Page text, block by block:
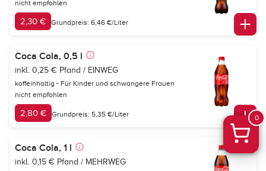
nicht empfohlen
2,30 € Grundpreis: 6,46 €/Liter
Coca Cola, 0,5 l
inkl. 0,25 € Pfand / EINWEG
koffeinhaltig - Für Kinder und schwangere Frauen
nicht empfohlen
2,80 € Grundpreis: 5,35 €/Liter
Coca Cola, 1 l
inkl. 0,15 € Pfand / MEHRWEG
0